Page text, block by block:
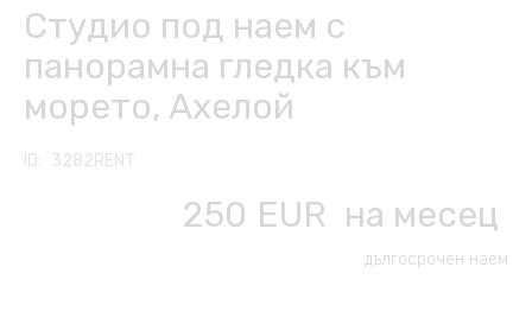
Управление на имоти
Други услуги
Трансфер от/до летище
Автомобили под наем
Клуб на собствениците
BG
Česky
Контакт
Студио под наем с
панорамна гледка към
морето, Ахелой
3282RENT
250 EUR на месец
дългосрочен наем